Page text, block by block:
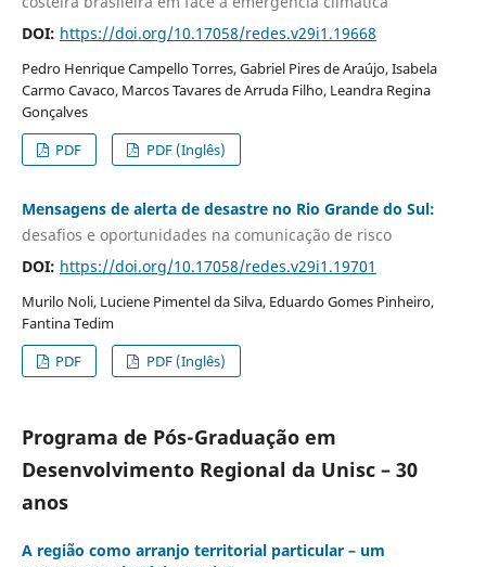
DOI: https://doi.org/10.17058/redes.v29i1.19668
Pedro Henrique Campello Torres, Gabriel Pires de Araújo, Isabela
Carmo Cavaco, Marcos Tavares de Arruda Filho, Leandra Regina
Gonçalves
PDF
PDF (Inglês)
Mensagens de alerta de desastre no Rio Grande do Sul:
desafios e oportunidades na comunicação de risco
DOI: https://doi.org/10.17058/redes.v29i1.19701
Murilo Noli, Luciene Pimentel da Silva, Eduardo Gomes Pinheiro,
Fantina Tedim
PDF
PDF (Inglês)
Programa de Pós-Graduação em
Desenvolvimento Regional da Unisc – 30
anos
A região como arranjo territorial particular – um